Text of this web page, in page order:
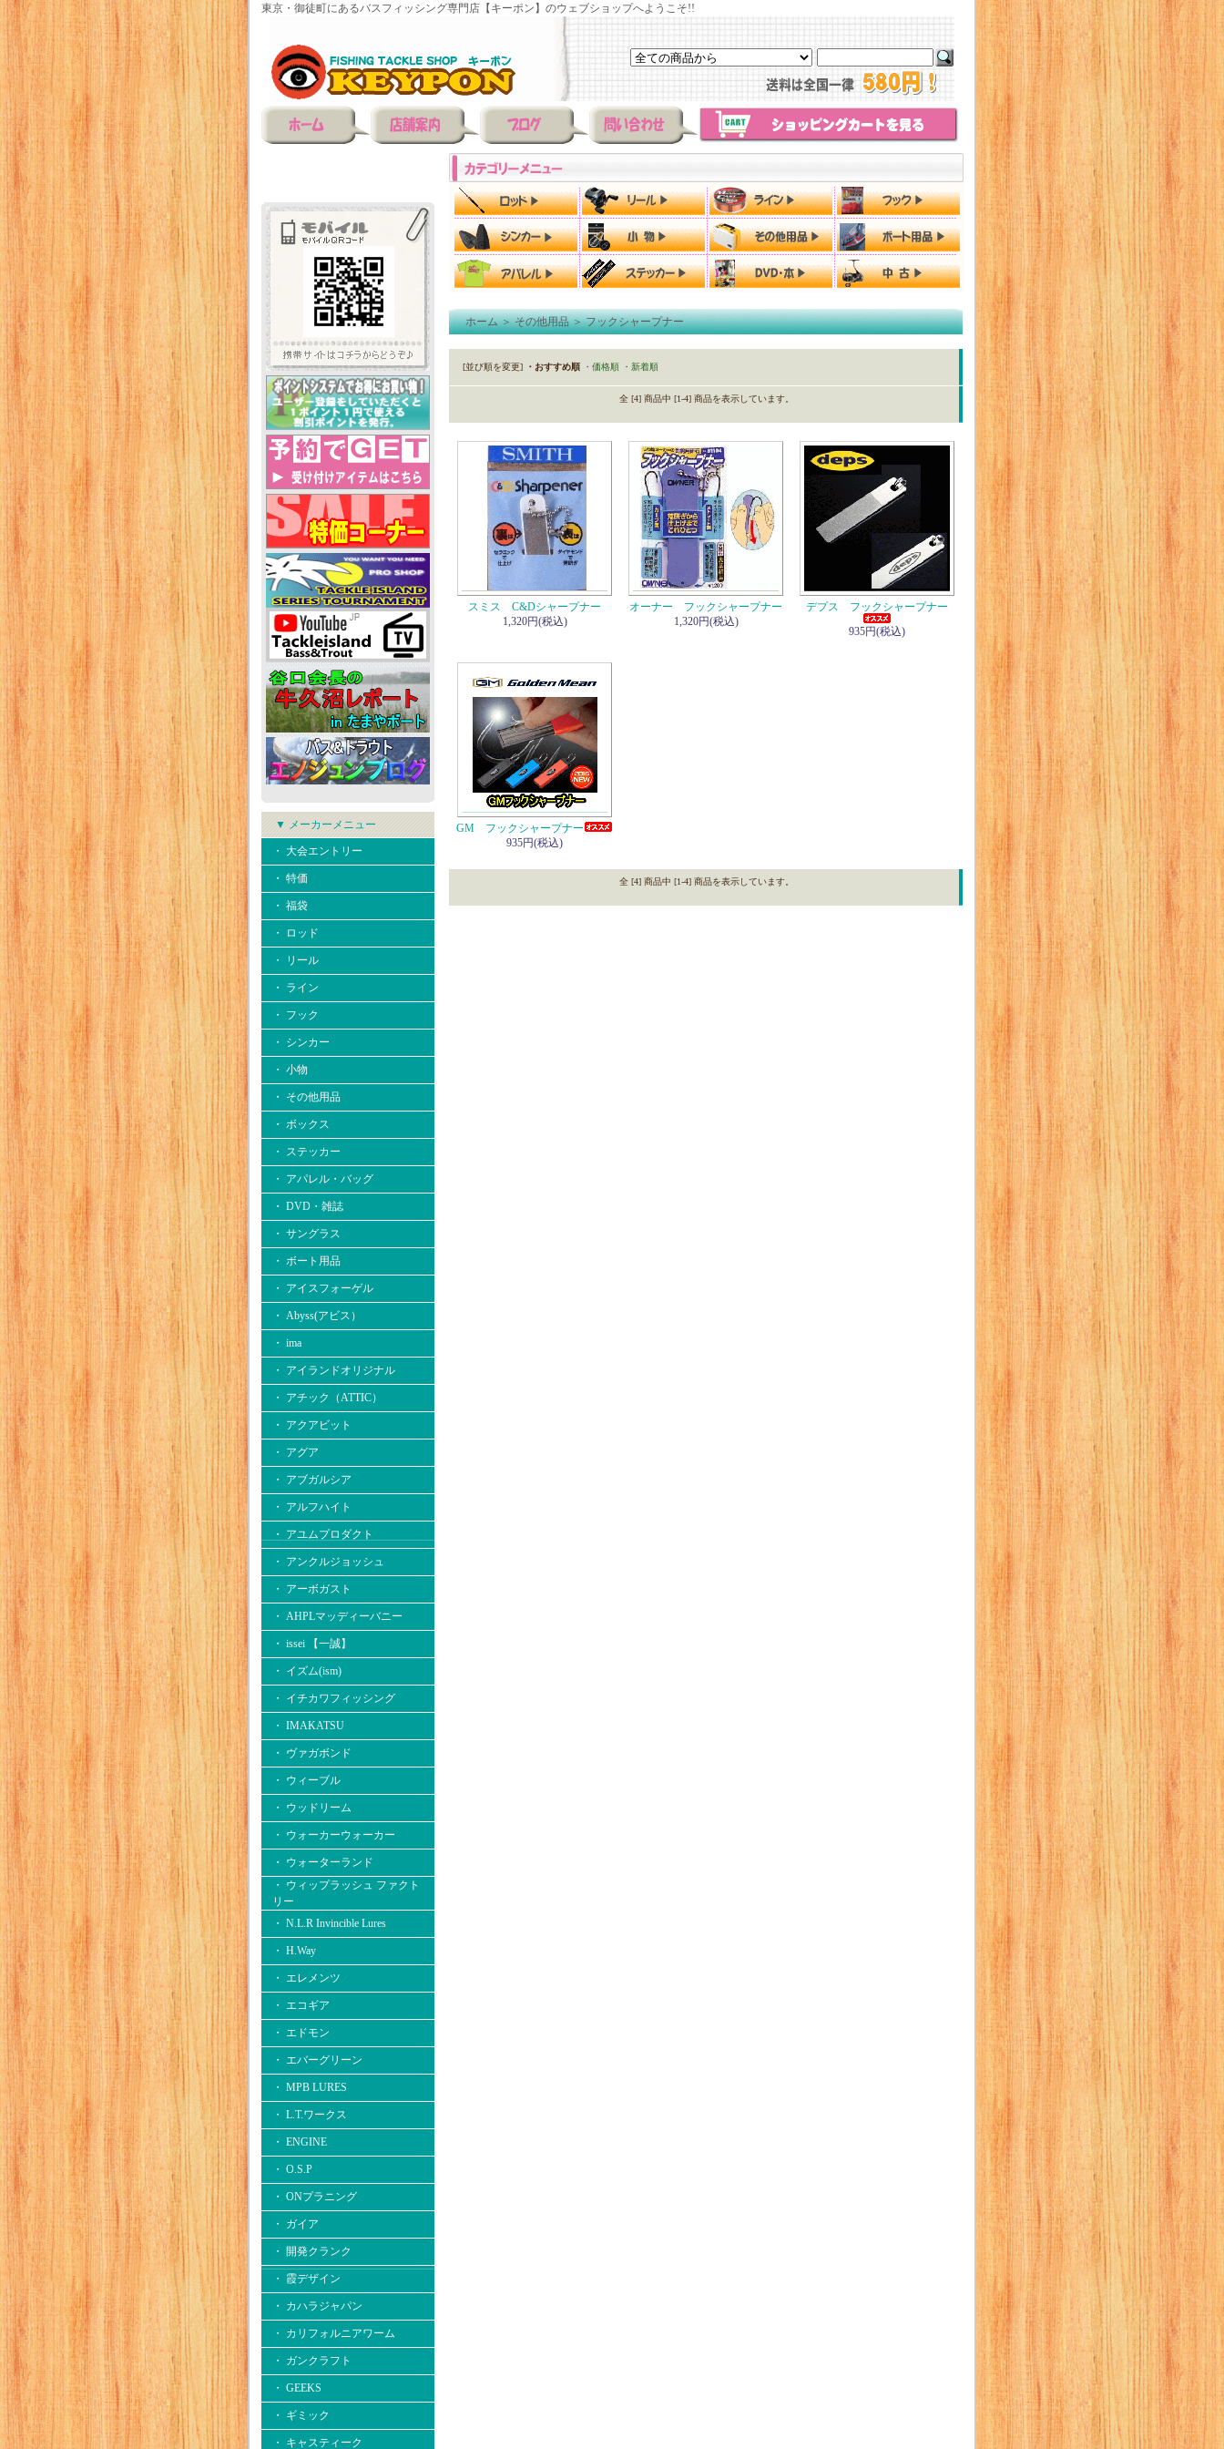
東京・御徒町にあるバスフィッシング専門店【キーポン】のウェブショップへようこそ!!
▼ メーカーメニュー
・ 大会エントリー
・ 特価
・ 福袋
・ ロッド
・ リール
・ ライン
・ フック
・ シンカー
・ 小物
・ その他用品
・ ボックス
・ ステッカー
・ アパレル・バッグ
・ DVD・雑誌
・ サングラス
・ ボート用品
・ アイスフォーゲル
・ Abyss(アビス）
・ ima
・ アイランドオリジナル
・ アチック（ATTIC）
・ アクアビット
・ アグア
・ アブガルシア
・ アルフハイト
・ アユムプロダクト
・ アンクルジョッシュ
・ アーボガスト
・ AHPLマッディーバニー
・ issei 【一誠】
・ イズム(ism)
・ イチカワフィッシング
・ IMAKATSU
・ ヴァガボンド
・ ウィーブル
・ ウッドリーム
・ ウォーカーウォーカー
・ ウォーターランド
・ ウィップラッシュ ファクト
リー
・ N.L.R Invincible Lures
・ H.Way
・ エレメンツ
・ エコギア
・ エドモン
・ エバーグリーン
・ MPB LURES
・ L.T.ワークス
・ ENGINE
・ O.S.P
・ ONプラニング
・ ガイア
・ 開発クランク
・ 霞デザイン
・ カハラジャパン
・ カリフォルニアワーム
・ ガンクラフト
・ GEEKS
・ ギミック
・ キャスティーク
ホーム＞その他用品＞フックシャープナー
[並び順を変更] ・おすすめ順 ・価格順 ・新着順
全 [4] 商品中 [1-4] 商品を表示しています。
スミス C&Dシャープナー
1,320円(税込)
オーナー フックシャープナー
1,320円(税込)
デプス フックシャープナー
935円(税込)
GM フックシャープナー
935円(税込)
全 [4] 商品中 [1-4] 商品を表示しています。